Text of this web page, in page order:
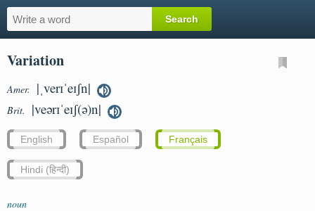
Variation
Amer. |ˌverɪˈeɪʃn|
Brit. |veərɪˈeɪʃ(ə)n|
English Español Français
Hindi (हिन्दी)
noun